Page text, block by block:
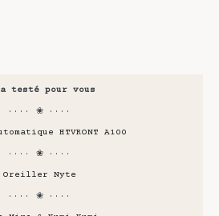
a testé pour vous
···· ❀ ····
HTVRONT A100
···· ❀ ····
Oreiller Nyte
···· ❀ ····